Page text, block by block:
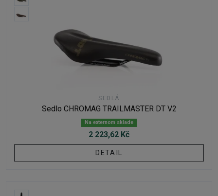
SEDLÁ
Sedlo CHROMAG TRAILMASTER DT V2
Na externom sklade
2 223,62 Kč
DETAIL